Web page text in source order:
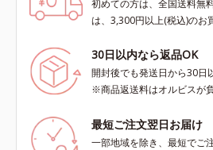
初めての方は、全国送料無
は、3,300円以上(税込)のお
30日以内なら返品OK
開封後でも発送日から30日
※商品返送料はオルビスが
最短ご注文翌日お届け
一部地域を除き、最短でご